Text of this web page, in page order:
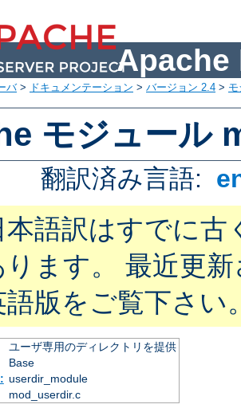
Apache
バ> ドキュメンテーション > バージョン 2.4 >
モジュール
翻訳済み言語:
本語訳はすでに古
ます。 最近更
語版をご覧下さい
ユーザ専用のディレクトリを提供
Base
userdir_module
mod_userdir.c